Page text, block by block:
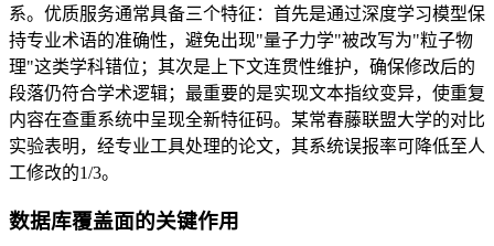
系。优质服务通常具备三个特征：首先是通过深度学习模型保
持专业术语的准确性，避免出现"量子力学"被改写为"粒子物
理"这类学科错位；其次是上下文连贯性维护，确保修改后的
段落仍符合学术逻辑；最重要的是实现文本指纹变异，使重复
内容在查重系统中呈现全新特征码。某常春藤联盟大学的对比
实验表明，经专业工具处理的论文，其系统误报率可降低至人
工修改的1/3。
数据库覆盖面的关键作用